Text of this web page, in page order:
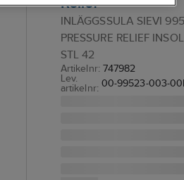
INLÄGGSSULA SIEVI
PRESSURE RELIEF
STL 42
Artikelnr: 747982
Lev.
artikelnr: 00-99523-003-